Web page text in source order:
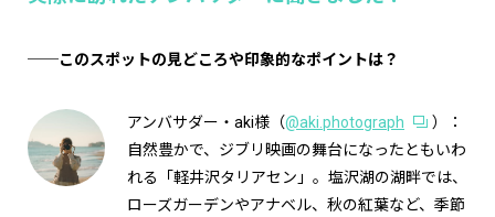
──このスポットの見どころや印象的なポイントは？
アンバサダー・aki様（@aki.photograph
）：
自然豊かで、ジブリ映画の舞台になったともいわ
れる「軽井沢タリアセン」。塩沢湖の湖畔では、
ローズガーデンやアナベル、秋の紅葉など、季節